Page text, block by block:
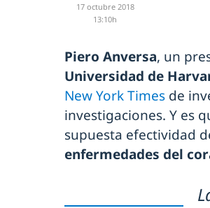
17 octubre 2018
13:10h
Piero Anversa, un
Universidad de
New York Times de
investigaciones. Y es
supuesta efectividad
enfermedades del